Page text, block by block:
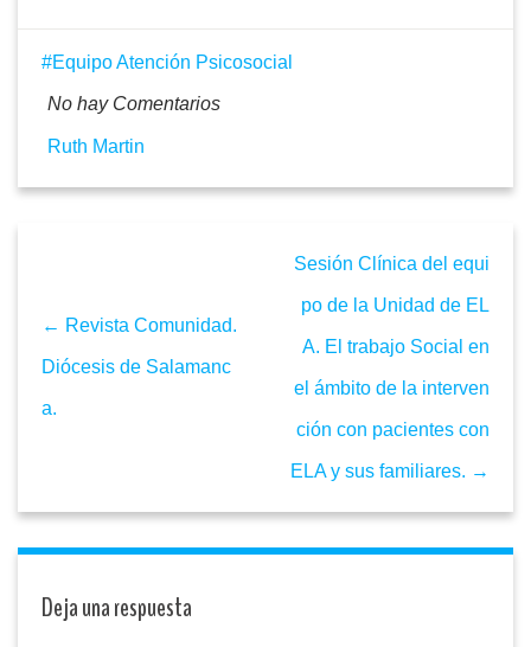
Equipo Atención Psicosocial
No hay Comentarios
Ruth Martin
← Revista Comunidad.
Diócesis de Salamanc
a.
Sesión Clínica del equi
po de la Unidad de EL
A. El trabajo Social en
el ámbito de la interven
ción con pacientes con
ELA y sus familiares. →
Deja una respuesta